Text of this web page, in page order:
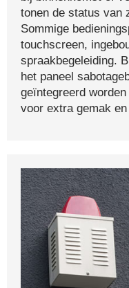
tonen de status van
Sommige
touchscreen,
spraakbegeleiding.
het paneel
geïntegreerd
voor extra gemak